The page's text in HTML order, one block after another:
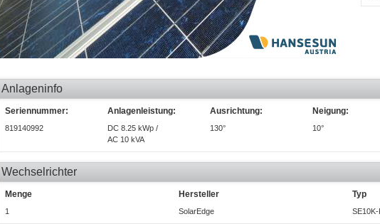
Anlageninfo
Seriennummer: Anlagenleistung: Ausrichtung: Neigung:
819140992
DC 8.25 kWp /
AC 10 kVA
130° 10°
Wechselrichter
Menge Hersteller Typ
1 SolarEdge